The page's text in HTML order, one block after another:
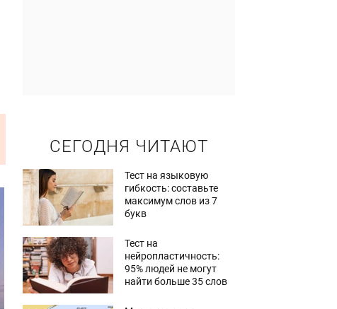
СЕГОДНЯ ЧИТАЮТ
Тест на языковую
гибкость: составьте
максимум слов из 7
букв
Тест на
нейропластичность:
95% людей не могут
найти больше 35 слов